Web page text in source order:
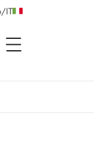
/IT
open Menu